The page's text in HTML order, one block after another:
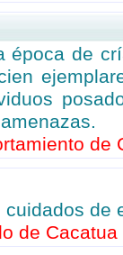
época de
de
de
de